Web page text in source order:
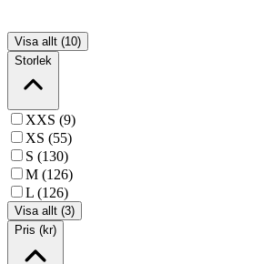
Visa allt (10)
Storlek
XXS (9)
XS (55)
S (130)
M (126)
L (126)
Visa allt (3)
Pris (kr)